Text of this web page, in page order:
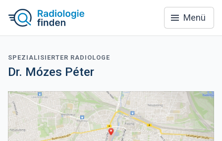
Menü
SPEZIALISIERTER RADIOLOGE
Dr. Mózes Péter